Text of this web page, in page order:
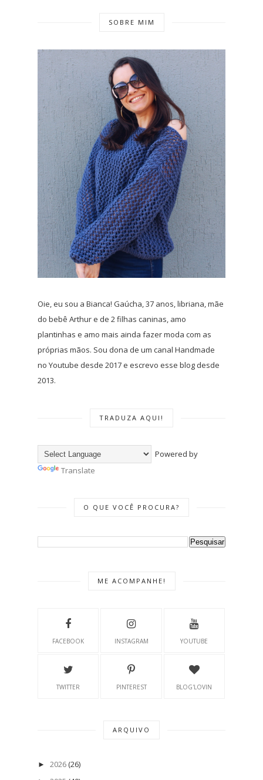
SOBRE MIM
Oie, eu sou a Bianca! Gaúcha, 37 anos, libriana, mãe
do bebê Arthur e de 2 filhas caninas, amo
plantinhas e amo mais ainda fazer moda com as
próprias mãos. Sou dona de um canal Handmade
no Youtube desde 2017 e escrevo esse blog desde
2013.
TRADUZA AQUI!
Powered by
Translate
O QUE VOCÊ PROCURA?
ME ACOMPANHE!
FACEBOOK INSTAGRAM YOUTUBE
TWITTER PINTEREST BLOG'LOVIN
ARQUIVO
► 2026 (26)